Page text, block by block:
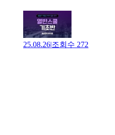
25.08.26|조회수 272